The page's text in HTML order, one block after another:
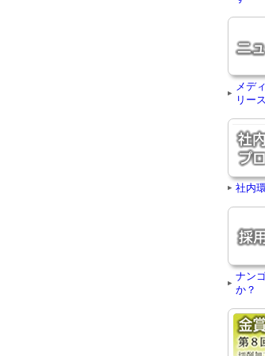
メデ
リー
社内
ナン
か？